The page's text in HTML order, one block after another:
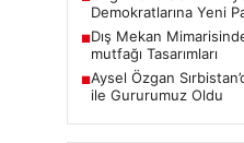
Demokratlarına Yeni
■Dış Mekan
mutfağı Tasarımları
■Aysel Özgan
ile Gururumuz Oldu